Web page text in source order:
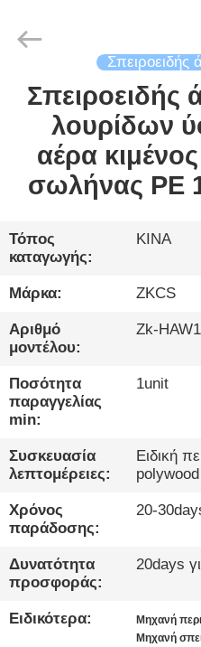
ΣΠΊΤΙ
ΠΡΟΪΌΝΤΑ
ΒΊΝΤΕΟ
ΓΙΑ
ΕΜΆΣ
ΞΕΝΆΓΗΣΗ
ΣΤΟ
ΕΡΓΟΣΤΆΣΙΟ
ΠΟΙΟΤΙΚΌΣ
ΈΛΕΓΧΟΣ
ΜΑΖΊ
ΜΑΣ
INDUSTRIAL
CO.,
Reserved.
Σπειροειδής
Σπειροειδής
λουρίδων
αέρα
σωλήνας PE
Τόπος
καταγωγής:
ΚΙΝΑ
Μάρκα: ZKCS
Αριθμό
μοντέλου:
Zk-
Ποσότητα
παραγγελίας
min:
1unit
Συσκευασία
λεπτομέρειες:
Ειδική
polywood
Χρόνος
παράδοσης:
20-
Δυνατότητα
προσφοράς:
20days
Ειδικότερα: Μηχανή
Μηχανή